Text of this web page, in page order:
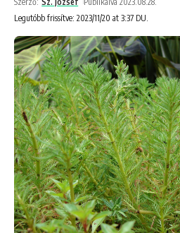
Legutóbb frissítve: 2023/11/20 at 3:37 DU.